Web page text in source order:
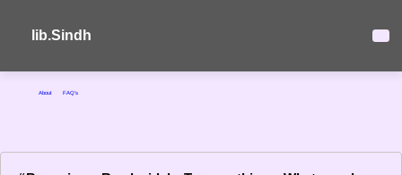
About FAQ's
lib.Sindh